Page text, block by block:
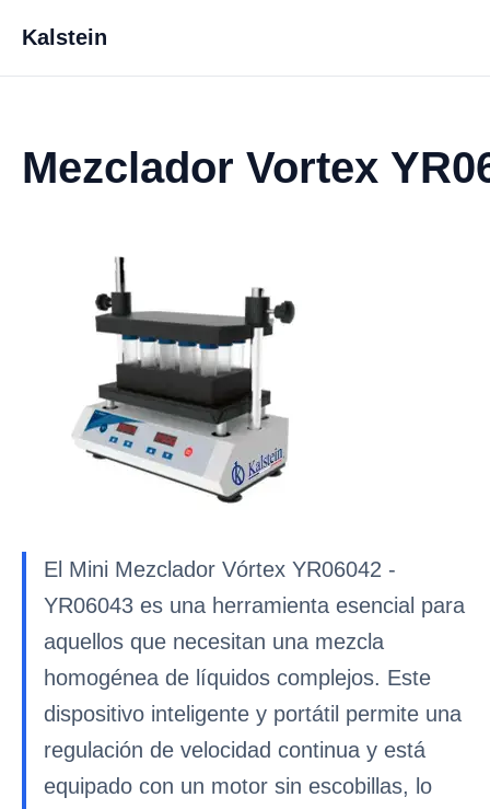
Kalstein
Mezclador Vortex
El Mini Mezclador Vórtex YR06042 -
YR06043 es una herramienta esencial para
aquellos que necesitan una mezcla
homogénea de líquidos complejos. Este
dispositivo inteligente y portátil permite una
regulación de velocidad continua y está
equipado con un motor sin escobillas, lo